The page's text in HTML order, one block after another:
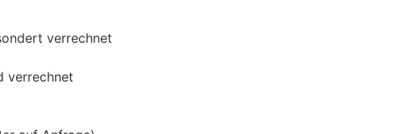
verrechnet
verrechnet